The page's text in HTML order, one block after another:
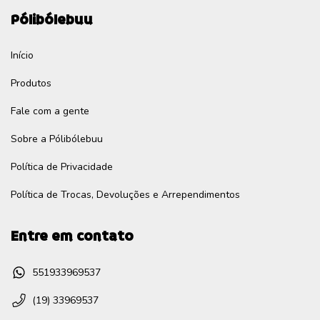
Pólibólebuu
Início
Produtos
Fale com a gente
Sobre a Pólibólebuu
Política de Privacidade
Política de Trocas, Devoluções e Arrependimentos
Entre em contato
551933969537
(19) 33969537